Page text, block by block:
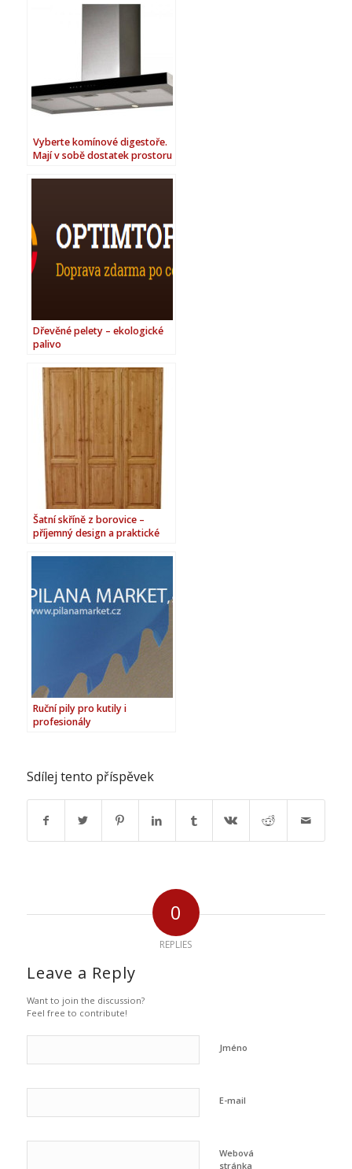
Vyberte komínové digestoře.
Mají v sobě dostatek prostoru
technologii!
Dřevěné pelety – ekologické
palivo
Šatní skříně z borovice –
příjemný design a praktické
Ruční pily pro kutily i
profesionály
Sdílej tento příspěvek
0
REPLIES
Leave a Reply
Want to join the discussion?
Feel free to contribute!
Jméno
E-mail
Webová
stránka